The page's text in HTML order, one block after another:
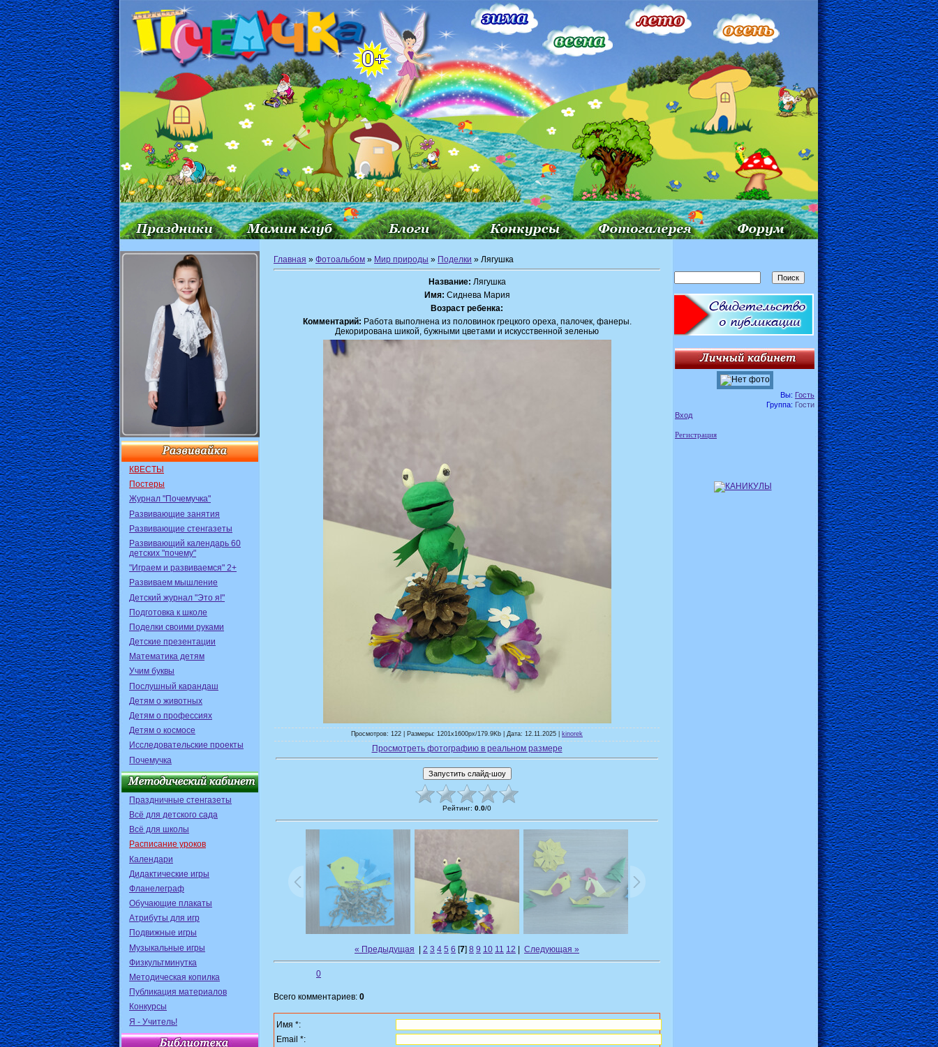
КВЕСТЫ
Постеры
Журнал "Почемучка"
Развивающие занятия
Развивающие стенгазеты
Развивающий календарь 60
детских "почему"
"Играем и развиваемся" 2+
Развиваем мышление
Детский журнал "Это я!"
Подготовка к школе
Поделки своими руками
Детские презентации
Математика детям
Учим буквы
Послушный карандаш
Детям о животных
Детям о профессиях
Детям о космосе
Исследовательские проекты
Почемучка
Праздничные стенгазеты
Всё для детского сада
Всё для школы
Расписание уроков
Календари
Дидактические игры
Фланелеграф
Обучающие плакаты
Атрибуты для игр
Подвижные игры
Музыкальные игры
Физкультминутка
Методическая копилка
Публикация материалов
Конкурсы
Я - Учитель!
Главная » Фотоальбом » Мир природы » Поделки » Лягушка
Название: Лягушка
Имя: Сиднева Мария
Возраст ребенка:
Комментарий: Работа выполнена из половинок грецкого ореха, палочек, фанеры.
Декорирована шикой, бужными цветами и искусственной зеленью
Просмотров: 122 | Размеры: 1201x1600px/179.9Kb | Дата: 12.11.2025 | kinorek
Просмотреть фотографию в реальном размере
Рейтинг: 0.0/0
« Предыдущая 2 3 4 5 6 [7] 8 9 10 11 12 Следующая »
0
Всего комментариев: 0
Имя *:
Email *:
Вы: Гость
Группа: Гости
Вход
Регистрация